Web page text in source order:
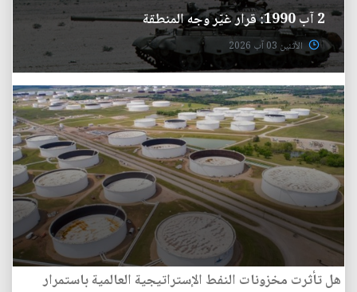
2 آب 1990: قرار غيّر وجه المنطقة
الأثنين 03 آب 2026
هل تأثرت مخزونات النفط الإستراتيجية العالمية باستمرار